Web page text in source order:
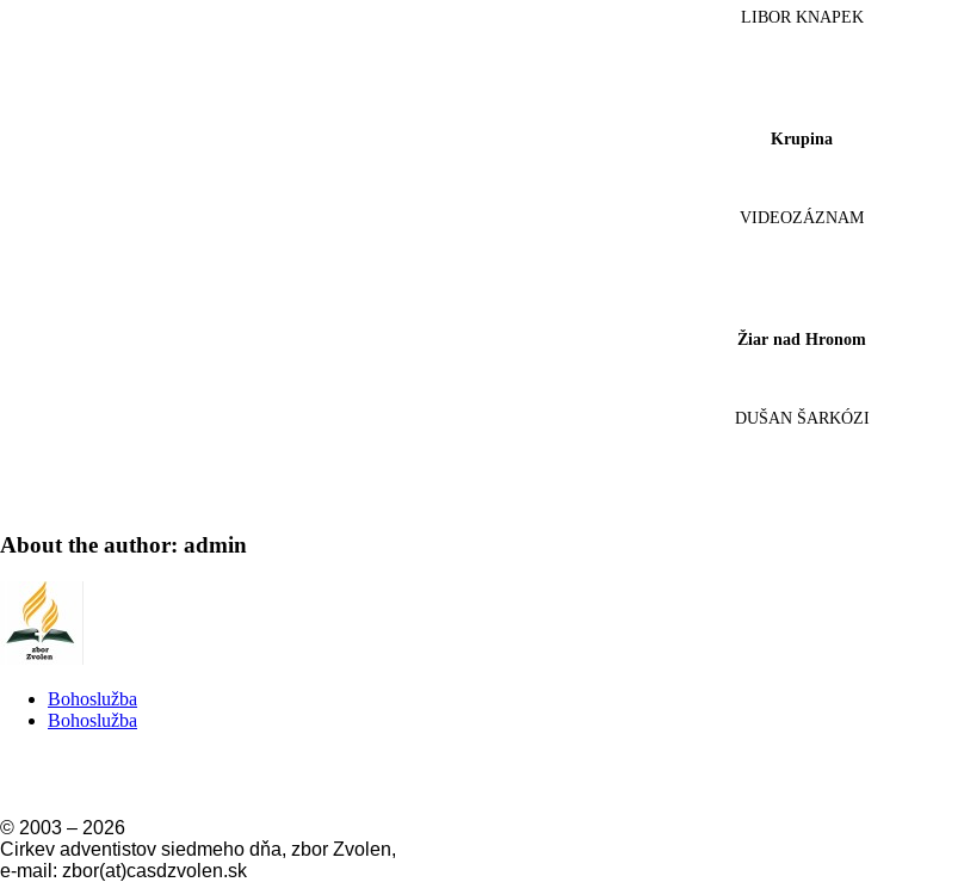
LIBOR KNAPEK
Krupina
VIDEOZÁZNAM
Žiar nad Hronom
DUŠAN ŠARKÓZI
About the author: admin
Bohoslužba
Bohoslužba
© 2003 – 2026
Cirkev adventistov siedmeho dňa, zbor Zvolen,
e-mail: zbor(at)casdzvolen.sk